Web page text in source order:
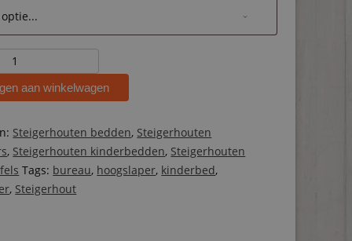
aan winkelwagen
Steigerhouten bedden, Steigerhouten
, Steigerhouten kinderbedden, Steigerhouten
Tags: bureau, hoogslaper, kinderbed,
, Steigerhout